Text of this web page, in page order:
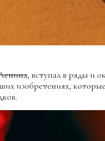
, вступал в ряды и
изобретениях,